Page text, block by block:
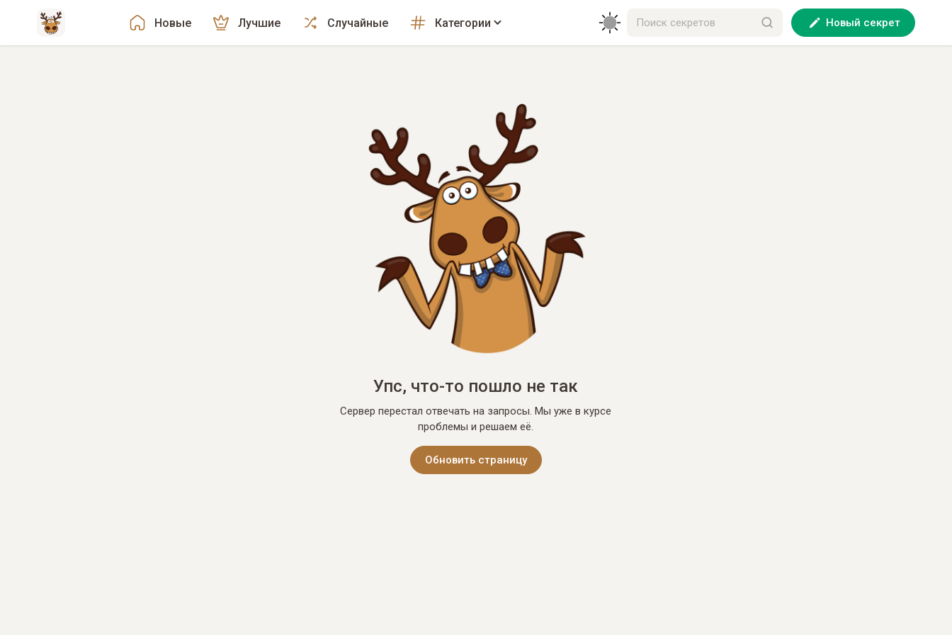
Новые Лучшие Случайные Категории Новый секрет
Упс, что-то пошло не так
Сервер перестал отвечать на запросы. Мы уже в курсе
проблемы и решаем её.
Обновить страницу